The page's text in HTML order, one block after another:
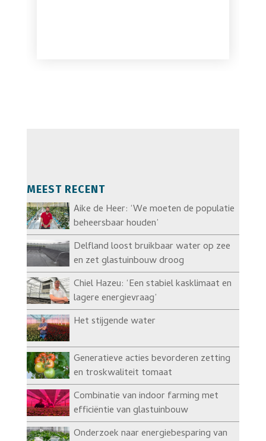
MEEST RECENT
Aike de Heer: ‘We moeten de populatie
beheersbaar houden’
Delfland loost bruikbaar water op zee
en zet glastuinbouw droog
Chiel Hazeu: ‘Een stabiel kasklimaat en
lagere energievraag’
Het stijgende water
Generatieve acties bevorderen zetting
en troskwaliteit tomaat
Combinatie van indoor farming met
efficiëntie van glastuinbouw
Onderzoek naar energiebesparing van